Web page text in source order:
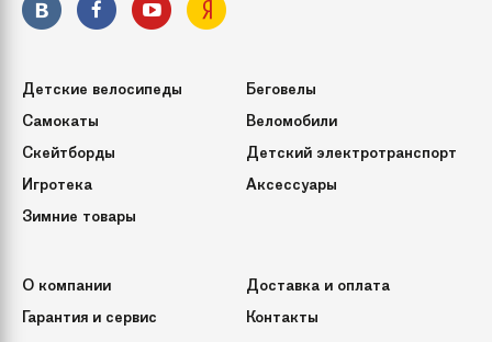
Детские велосипеды
Беговелы
Самокаты
Веломобили
Скейтборды
Детский электротранспорт
Игротека
Аксессуары
Зимние товары
О компании
Доставка и оплата
Гарантия и сервис
Контакты